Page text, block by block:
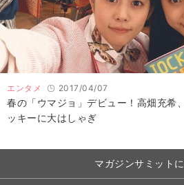
エンタメ 2017/04/07
春の「ウマジョ」デビュー！高畑充希
ッキーに大はしゃぎ
マガジンサミット